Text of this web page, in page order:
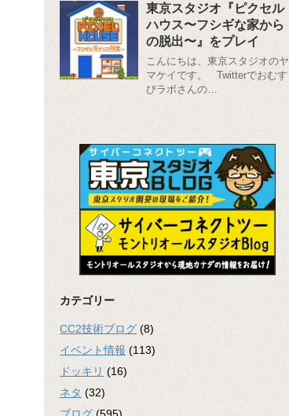
東京スタジオ『ピクセル
ハウス〜フシギな家から
の脱出〜』をプレイ
こんにちは、東京スタジオのヤ
マケイです。 Twitterでおむす
びラボさんの…
カテゴリー
CC2技術ブログ (8)
イベント情報 (113)
ドッキリ (16)
ネタ (32)
ブログ (595)